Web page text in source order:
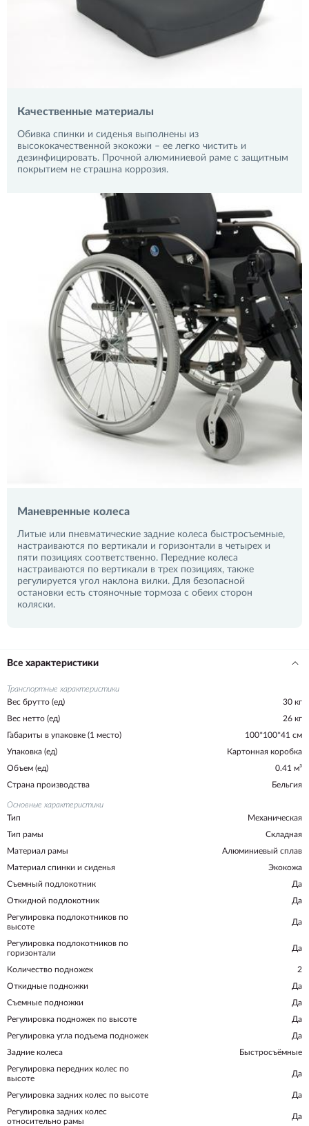
Качественные материалы
Обивка спинки и сиденья выполнены из
высококачественной экокожи – ее легко чистить и
дезинфицировать. Прочной алюминиевой раме с защитным
покрытием не страшна коррозия.
Маневренные колеса
Литые или пневматические задние колеса быстросъемные,
настраиваются по вертикали и горизонтали в четырех и
пяти позициях соответственно. Передние колеса
настраиваются по вертикали в трех позициях, также
регулируется угол наклона вилки. Для безопасной
остановки есть стояночные тормоза с обеих сторон
коляски.
Все характеристики
Транспортные характеристики
Вес брутто (ед)
30 кг
Вес нетто (ед)
26 кг
Габариты в упаковке (1 место)
100*100*41 см
Упаковка (ед)
Картонная коробка
Объем (ед)
0.41 м³
Страна производства
Бельгия
Основные характеристики
Тип
Механическая
Тип рамы
Складная
Материал рамы
Алюминиевый сплав
Материал спинки и сиденья
Экокожа
Съемный подлокотник
Да
Откидной подлокотник
Да
Регулировка подлокотников по
высоте
Да
Регулировка подлокотников по
горизонтали
Да
Количество подножек
2
Откидные подножки
Да
Съемные подножки
Да
Регулировка подножек по высоте
Да
Регулировка угла подъема подножек
Да
Задние колеса
Быстросъёмные
Регулировка передних колес по
высоте
Да
Регулировка задних колес по высоте
Да
Регулировка задних колес
относительно рамы
Да